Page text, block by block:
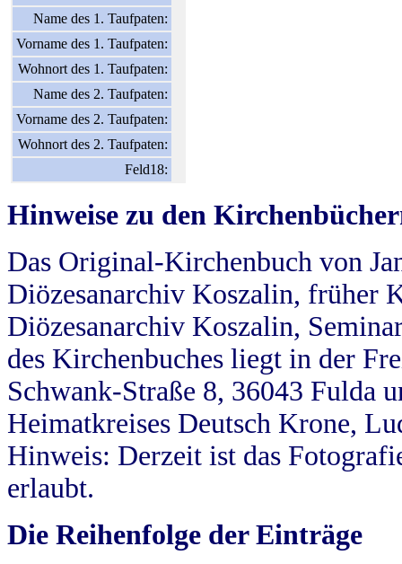
Name des 1. Taufpaten:
Vorname des 1. Taufpaten:
Wohnort des 1. Taufpaten:
Name des 2. Taufpaten:
Vorname des 2. Taufpaten:
Wohnort des 2. Taufpaten:
Feld18:
Hinweise zu den
Das Original-Kirchenbuch von
Diözesanarchiv Koszalin, früher
Diözesanarchiv Koszalin,
des Kirchenbuches liegt in der
Schwank-Straße 8, 36043 Fulda
Heimatkreises Deutsch Krone,
Hinweis: Derzeit ist das
erlaubt.
Die Reihenfolge der Einträge